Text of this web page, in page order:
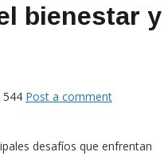
bienestar y
544 Post a comment
desafíos que enfrentan